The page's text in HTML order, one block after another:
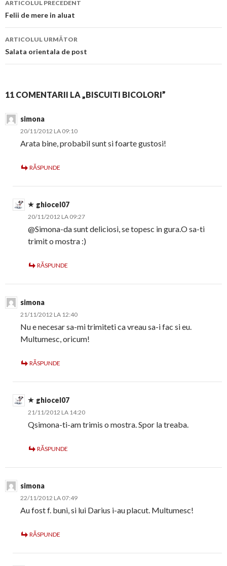
în
articol
ARTICOLUL PRECEDENT
Felii de mere in aluat
ARTICOLUL URMĂTOR
Salata orientala de post
11 COMENTARII LA „BISCUITI BICOLORI”
simona
20/11/2012 LA 09:10
Arata bine, probabil sunt si foarte gustosi!
RĂSPUNDE
ghiocel07
20/11/2012 LA 09:27
@Simona-da sunt deliciosi, se topesc in gura.O sa-ti
trimit o mostra :)
RĂSPUNDE
simona
21/11/2012 LA 12:40
Nu e necesar sa-mi trimiteti ca vreau sa-i fac si eu.
Multumesc, oricum!
RĂSPUNDE
ghiocel07
21/11/2012 LA 14:20
Qsimona-ti-am trimis o mostra. Spor la treaba.
RĂSPUNDE
simona
22/11/2012 LA 07:49
Au fost f. buni, si lui Darius i-au placut. Multumesc!
RĂSPUNDE